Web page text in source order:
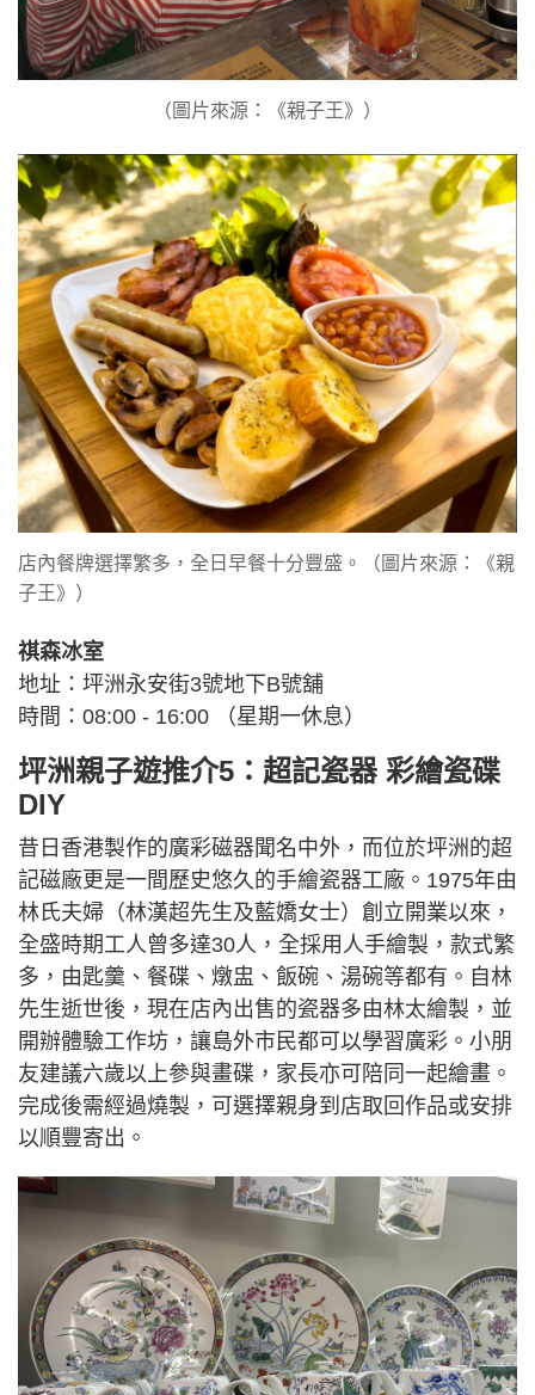
（圖片來源：《親子王》）
店內餐牌選擇繁多，全日早餐十分豐盛。（圖片來源：《親
子王》）
祺森冰室
地址：坪洲永安街3號地下B號舖
時間：08:00 - 16:00 （星期一休息）
坪洲親子遊推介5：超記瓷器 彩繪瓷碟
DIY
昔日香港製作的廣彩磁器聞名中外，而位於坪洲的超
記磁廠更是一間歷史悠久的手繪瓷器工廠。1975年由
林氏夫婦（林漢超先生及藍嬌女士）創立開業以來，
全盛時期工人曾多達30人，全採用人手繪製，款式繁
多，由匙羹、餐碟、燉盅、飯碗、湯碗等都有。自林
先生逝世後，現在店內出售的瓷器多由林太繪製，並
開辦體驗工作坊，讓島外市民都可以學習廣彩。小朋
友建議六歲以上參與畫碟，家長亦可陪同一起繪畫。
完成後需經過燒製，可選擇親身到店取回作品或安排
以順豐寄出。